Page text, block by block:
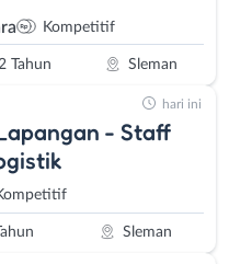
Kompetitif
Tahun Sleman
- Staff
Sleman
hari ini